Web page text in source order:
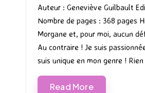
in
Auteur : Geneviève Guilbault
Nombre de pages : 368 pages
Morgane et, pour moi, aucun
Au contraire ! Je suis
suis unique en mon genre !
Read More